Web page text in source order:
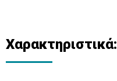
Χαρακτηριστικά: